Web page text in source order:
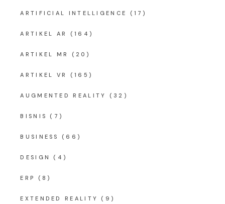
ARTIFICIAL INTELLIGENCE (17)
ARTIKEL AR (164)
ARTIKEL MR (20)
ARTIKEL VR (165)
AUGMENTED REALITY (32)
BISNIS (7)
BUSINESS (66)
DESIGN (4)
ERP (8)
EXTENDED REALITY (9)